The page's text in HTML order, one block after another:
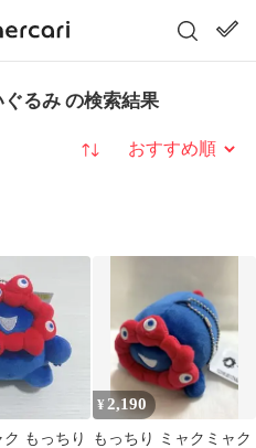
るみ の検索結果
並び替え
ク もっちり
¥ 2,190
もっちり ミャクミャク